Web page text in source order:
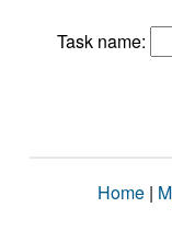
Task name:
Home |